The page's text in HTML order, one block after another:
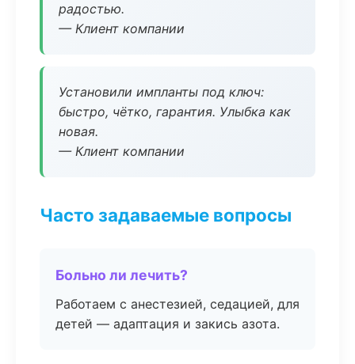
радостью.
— Клиент компании
Установили импланты под ключ:
быстро, чётко, гарантия. Улыбка как
новая.
— Клиент компании
Часто задаваемые вопросы
Больно ли лечить?
Работаем с анестезией, седацией, для
детей — адаптация и закись азота.